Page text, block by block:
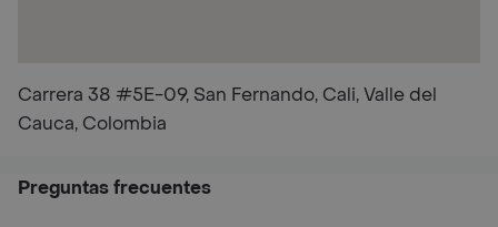
Carrera 38 #5E-09, San Fernando, Cali, Valle del
Cauca, Colombia
Preguntas frecuentes